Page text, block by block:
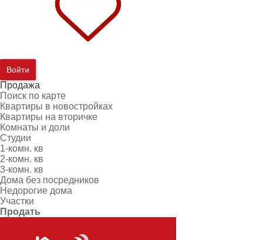
Войти
Продажа
Поиск по карте
Квартиры в новостройках
Квартиры на вторичке
Комнаты и доли
Студии
1-комн. кв
2-комн. кв
3-комн. кв
Дома без посредников
Недорогие дома
Участки
Продать